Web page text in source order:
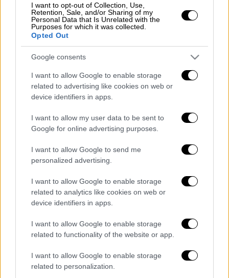
I want to opt-out of Collection, Use,
Retention, Sale, and/or Sharing of my
Personal Data that Is Unrelated with the
Purposes for which it was collected.
Opted Out
Google consents
I want to allow Google to enable storage
related to advertising like cookies on web or
device identifiers in apps.
I want to allow my user data to be sent to
Google for online advertising purposes.
I want to allow Google to send me
personalized advertising.
I want to allow Google to enable storage
related to analytics like cookies on web or
device identifiers in apps.
I want to allow Google to enable storage
related to functionality of the website or app.
I want to allow Google to enable storage
related to personalization.
Ανακοίνωση του Πανιωνίου
Ο Πανιώνιος ΓΣΣ εξέδωσε σχετική
ανακοίνωση: «ΟΠανιώνιοςΓυμναστικός
Σύλλογος Σμύρνης εκφράζει τις θερμότερες
ευχές του για ταχεία ανάρρωση στον
αγαπημένο μας φίλο και υποστηρικτή του
συλλόγου, Θανάση. Η σκέψη όλων μας είναι
μαζί σου σε αυτή τη δύσκολη στιγμή.»
Τα σχολιά σας δημοσιεύονται άμεσα με δική σας ευθύνη. Το
ΕΘΝΟΣ θα παρεμβαίνει και τα προσβλητικά σχόλια θα